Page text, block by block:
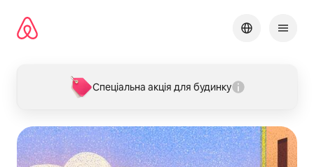
вмісту
Спеціальна акція для будинку